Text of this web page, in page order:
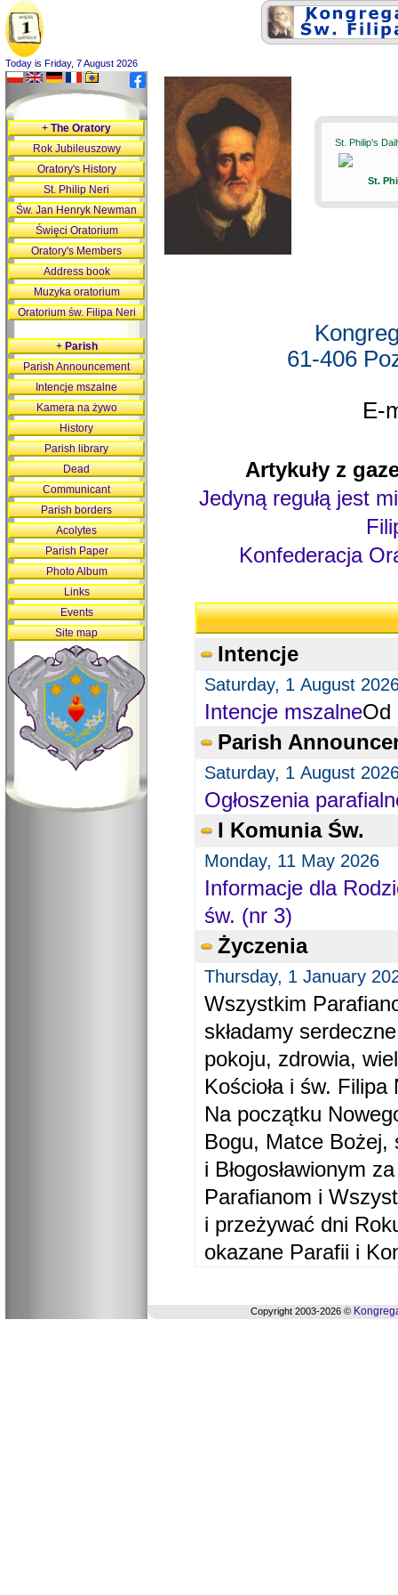
Today is Friday, 7 August 2026
St. Philip's
St.
61-406
E-
Artykuły z
Jedyną regułą jest
Konfederacja
Intencje
Saturday, 1 August
Intencje mszalneOd
Parish
Saturday, 1 August
Ogłoszenia
I Komunia Św.
Monday, 11 May 2026
Informacje dla
św. (nr 3)
Życzenia
Thursday, 1 January
Wszystkim
składamy
pokoju, zdrowia,
Kościoła i św. Filipa
Na początku
Bogu, Matce Bożej,
i Błogosławionym
Parafianom i
i przeżywać dni
okazane Parafii i
+The Oratory
Rok Jubileuszowy
Oratory's History
St. Philip Neri
Św. Jan Henryk Newman
Święci Oratorium
Oratory's Members
Address book
Muzyka oratorium
Oratorium św. Filipa Neri
+Parish
Parish Announcement
Intencje mszalne
Kamera na żywo
History
Parish library
Dead
Communicant
Parish borders
Acolytes
Parish Paper
Photo Album
Links
Events
Site map
Copyright 2003-2026 ©